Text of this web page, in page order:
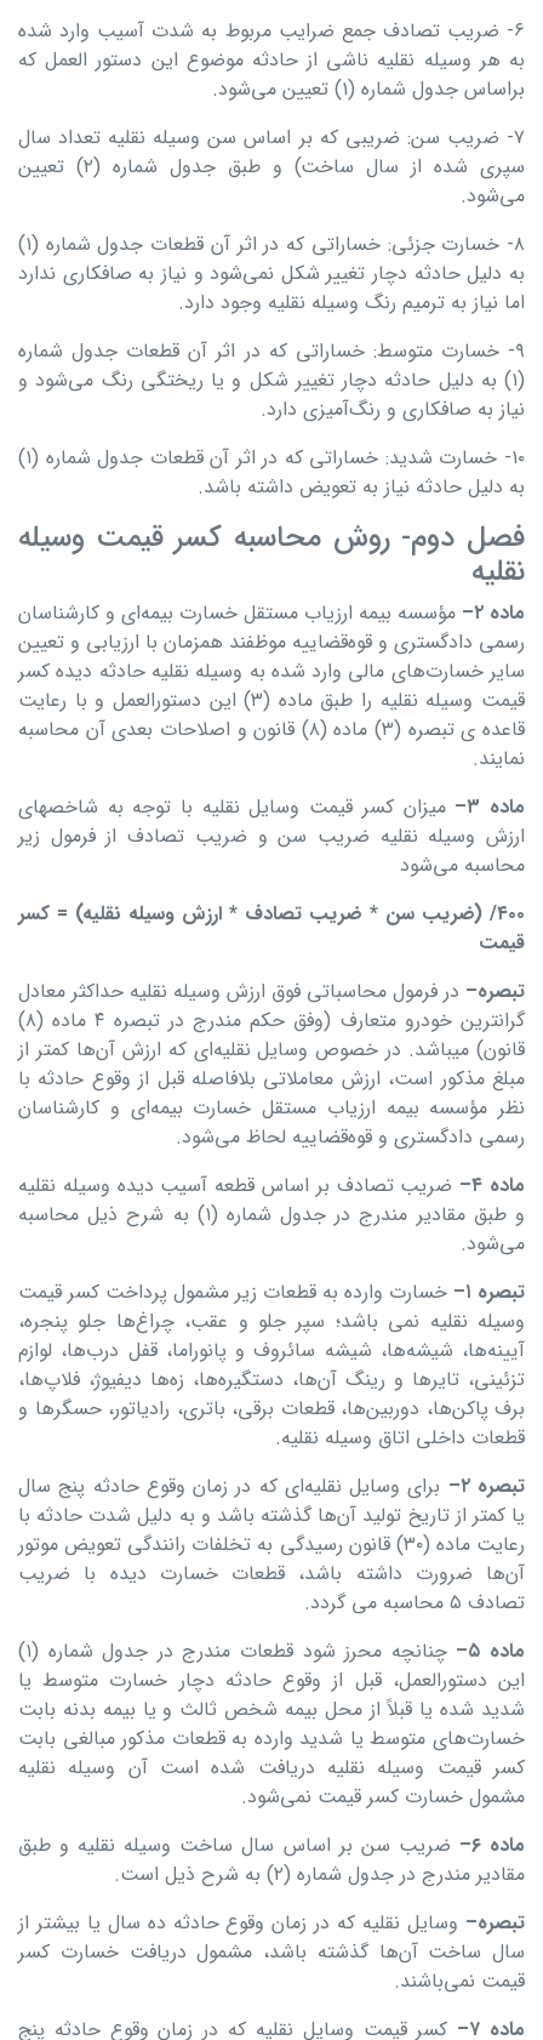
۶- ضریب تصادف جمع ضرایب مربوط به شدت آسیب وارد شده
به هر وسیله نقلیه ناشی از حادثه موضوع این دستور العمل که
براساس جدول شماره (۱) تعیین می‌شود.
۷- ضریب سن: ضریبی که بر اساس سن وسیله نقلیه تعداد سال
سپری شده از سال ساخت) و طبق جدول شماره (۲) تعیین
می‌شود.
۸- خسارت جزئی: خساراتی که در اثر آن قطعات جدول شماره (۱)
به دلیل حادثه دچار تغییر شکل نمی‌شود و نیاز به صافکاری ندارد
اما نیاز به ترمیم رنگ وسیله نقلیه وجود دارد.
۹- خسارت متوسط: خساراتی که در اثر آن قطعات جدول شماره
(۱) به دلیل حادثه دچار تغییر شکل و یا ریختگی رنگ می‌شود و
نیاز به صافکاری و رنگ‌آمیزی دارد.
۱۰- خسارت شدید: خساراتی که در اثر آن قطعات جدول شماره (۱)
به دلیل حادثه نیاز به تعویض داشته باشد.
فصل دوم- روش محاسبه کسر قیمت وسیله
نقلیه
ماده ۲– مؤسسه بیمه ارزیاب مستقل خسارت بیمه‌ای و کارشناسان
رسمی دادگستری و قوه‌قضاییه موظفند همزمان با ارزیابی و تعیین
سایر خسارت‌های مالی وارد شده به وسیله نقلیه حادثه دیده کسر
قیمت وسیله نقلیه را طبق ماده (۳) این دستورالعمل و با رعایت
قاعده ی تبصره (۳) ماده (۸) قانون و اصلاحات بعدی آن محاسبه
نمایند.
ماده ۳– میزان کسر قیمت وسایل نقلیه با توجه به شاخصهای
ارزش وسیله نقلیه ضریب سن و ضریب تصادف از فرمول زیر
محاسبه می‌شود
۴۰۰/ (ضریب سن * ضریب تصادف * ارزش وسیله نقلیه) = کسر
قیمت
تبصره– در فرمول محاسباتی فوق ارزش وسیله نقلیه حداکثر معادل
گرانترین خودرو متعارف (وفق حکم مندرج در تبصره ۴ ماده (۸)
قانون) میباشد. در خصوص وسایل نقلیه‌ای که ارزش آن‌ها کمتر از
مبلغ مذکور است، ارزش معاملاتی بلافاصله قبل از وقوع حادثه با
نظر مؤسسه بیمه ارزیاب مستقل خسارت بیمه‌ای و کارشناسان
رسمی دادگستری و قوه‌قضاییه لحاظ می‌شود.
ماده ۴– ضریب تصادف بر اساس قطعه آسیب دیده وسیله نقلیه
و طبق مقادیر مندرج در جدول شماره (۱) به شرح ذیل محاسبه
می‌شود.
تبصره ۱– خسارت وارده به قطعات زیر مشمول پرداخت کسر قیمت
وسیله نقلیه نمی باشد؛ سپر جلو و عقب، چراغ‌ها جلو پنجره،
آیینه‌ها، شیشه‌ها، شیشه سائروف و پانوراما، قفل درب‌ها، لوازم
تزئینی، تایرها و رینگ آن‌ها، دستگیره‌ها، زه‌ها دیفیوژ، فلاپ‌ها،
برف پاکن‌ها، دوربین‌ها، قطعات برقی، باتری، رادیاتور، حسگرها و
قطعات داخلی اتاق وسیله نقلیه.
تبصره۲– برای وسایل نقلیه‌ای که در زمان وقوع حادثه پنج سال
یا کمتر از تاریخ تولید آن‌ها گذشته باشد و به دلیل شدت حادثه با
رعایت ماده (۳۰) قانون رسیدگی به تخلفات رانندگی تعویض موتور
آن‌ها ضرورت داشته باشد، قطعات خسارت دیده با ضریب
تصادف ۵ محاسبه می گردد.
ماده ۵–
چنانچه محرز شود قطعات مندرج در جدول شماره (۱)
این دستورالعمل، قبل از وقوع حادثه دچار خسارت متوسط یا
شدید شده یا قبلاً از محل بیمه شخص ثالث و یا بیمه بدنه بابت
خسارت‌های متوسط یا شدید وارده به قطعات مذکور مبالغی بابت
کسر قیمت وسیله نقلیه دریافت شده است آن وسیله نقلیه
مشمول خسارت کسر قیمت نمی‌شود.
ماده۶– ضریب سن بر اساس سال ساخت وسیله نقلیه و طبق
مقادیر مندرج در جدول شماره (۲) به شرح ذیل است.
تبصره– وسایل نقلیه که در زمان وقوع حادثه ده سال یا بیشتر از
سال ساخت آن‌ها گذشته باشد، مشمول دریافت خسارت کسر
قیمت نمی‌باشند.
ماده ۷– کسر قیمت وسایل نقلیه که در زمان وقوع حادثه پنج